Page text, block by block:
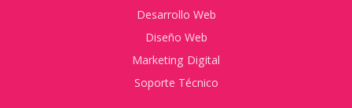
Desarrollo Web
Diseño Web
Marketing Digital
Soporte Técnico